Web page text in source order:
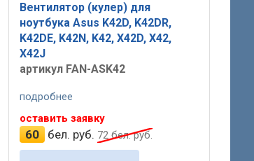
Вентилятор (кулер) для
ноутбука Asus K42D, K42DR,
K42DE, K42N, K42, X42D, X42,
X42J
артикул FAN-ASK42
подробнее
оставить заявку
60 бел. руб. 72бел. руб.